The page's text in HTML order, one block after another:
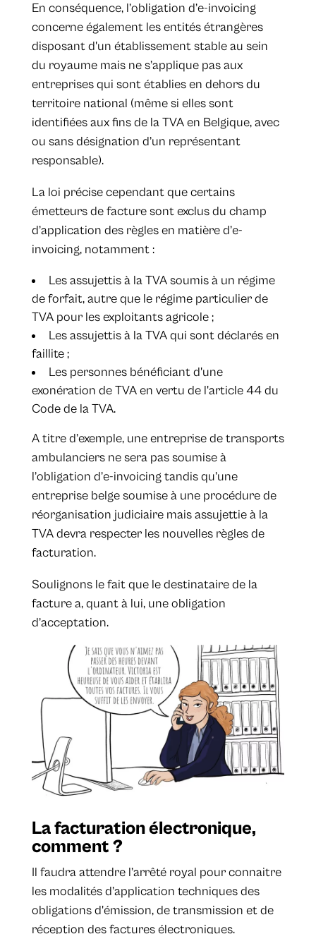
En conséquence, l’obligation d’e-invoicing
concerne également les entités étrangères
disposant d'un établissement stable au sein
du royaume mais ne s’applique pas aux
entreprises qui sont établies en dehors du
territoire national (même si elles sont
identifiées aux fins de la TVA en Belgique, avec
ou sans désignation d’un représentant
responsable).
La loi précise cependant que certains
émetteurs de facture sont exclus du champ
d’application des règles en matière d’e-
invoicing, notamment :
Les assujettis à la TVA soumis à un régime
de forfait, autre que le régime particulier de
TVA pour les exploitants agricole ;
Les assujettis à la TVA qui sont déclarés en
faillite ;
Les personnes bénéficiant d'une
exonération de TVA en vertu de l'article 44 du
Code de la TVA.
A titre d’exemple, une entreprise de transports
ambulanciers ne sera pas soumise à
l’obligation d’e-invoicing tandis qu’une
entreprise belge soumise à une procédure de
réorganisation judiciaire mais assujettie à la
TVA devra respecter les nouvelles règles de
facturation.
Soulignons le fait que le destinataire de la
facture a, quant à lui, une obligation
d’acceptation.
La facturation électronique,
comment ?
Il faudra attendre l’arrêté royal pour connaitre
les modalités d’application techniques des
obligations d'émission, de transmission et de
réception des factures électroniques.